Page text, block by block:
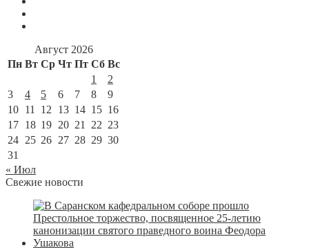
Август 2026
Пн Вт Ср Чт Пт Сб Вс
1
2
3
4 5 6 7 8
9
10 11 12 13 14 15 16
17 18 19 20 21 22 23
24 25 26 27 28 29 30
31
« Июл
Свежие новости